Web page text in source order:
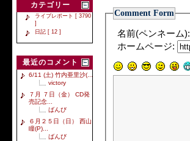
カテゴリー
ライブレポート [ 3790
]
日記 [ 12 ]
最近のコメント
6/11 (土) 竹内亜里沙(...
victory
７月 ７日（金） CD発
売記念...
ばんび
６月２５日（日） 西山
瞳(P)...
ばんび
Comment Form
名前(ペンネーム):
ホームページ: